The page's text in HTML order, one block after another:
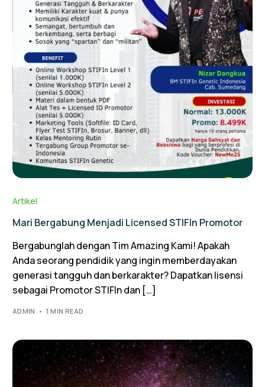
Artikel
Mari Bergabung Menjadi Licensed STIFIn Promotor
Bergabunglah dengan Tim Amazing Kami! Apakah
Anda seorang pendidik yang ingin memberdayakan
generasi tangguh dan berkarakter? Dapatkan lisensi
sebagai Promotor STIFIn dan […]
ADMIN 1 MIN READ